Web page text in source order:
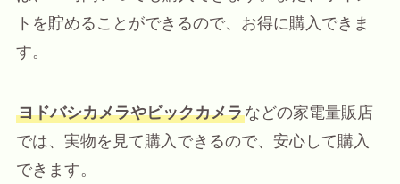
トを貯めることができるので、お得に購入できま
す。
ヨドバシカメラやビックカメラなどの家電量販店
では、実物を見て購入できるので、安心して購入
できます。